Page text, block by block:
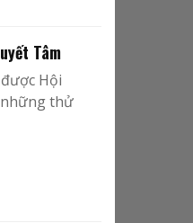
Tâm
Hội
những thử